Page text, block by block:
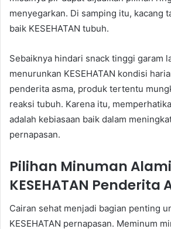
menyegarkan. Di samping itu, kacang
baik KESEHATAN tubuh.
Sebaiknya hindari snack tinggi garam
menurunkan KESEHATAN kondisi
penderita asma, produk tertentu
reaksi tubuh. Karena itu,
adalah kebiasaan baik dalam
pernapasan.
Pilihan Minuman
KESEHATAN Penderita
Cairan sehat menjadi bagian penting
KESEHATAN pernapasan. Meminum